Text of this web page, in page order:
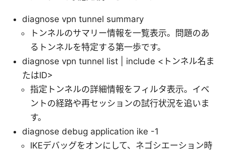
diagnose vpn tunnel summary
トンネルのサマリー情報を一覧表示。問題のあ
るトンネルを特定する第一歩です。
diagnose vpn tunnel list | include <トンネル名ま
たはID>
指定トンネルの詳細情報をフィルタ表示。イベ
ントの経路や再セッションの試行状況を追いま
す。
diagnose debug application ike -1
IKEデバッグをオンにして、ネゴシエーション時